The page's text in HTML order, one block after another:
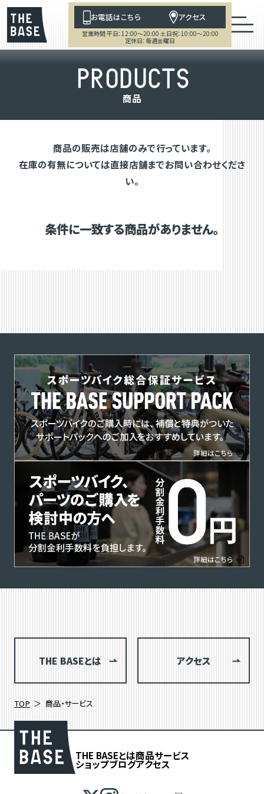
お電話はこちら アクセス
営業時間 平日：12:00～20:00 土日祝：10:00～20:00
定休日：毎週金曜日
PRODUCTS
商品
商品の販売は店舗のみで行っています。
在庫の有無については直接店舗までお問い合わせくださ
い。
条件に一致する商品がありません。
THE BASEとは アクセス
TOP 商品・サービス
THE BASEとは商品サービス
ショップブログアクセス